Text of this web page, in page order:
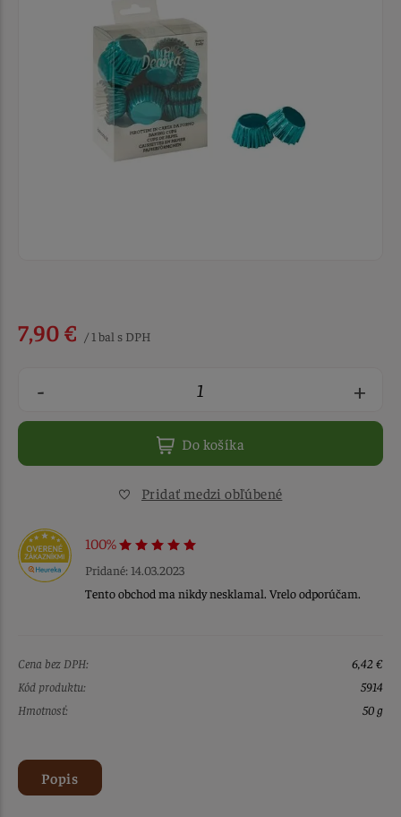
7,90 € / 1 bal s DPH
- +
Do košíka
Pridať medzi obľúbené
100%
Pridané: 14.03.2023
Tento obchod ma nikdy nesklamal. Vrelo odporúčam.
Cena bez DPH:
6,42 €
Kód produktu:
5914
Hmotnosť:
50 g
Popis